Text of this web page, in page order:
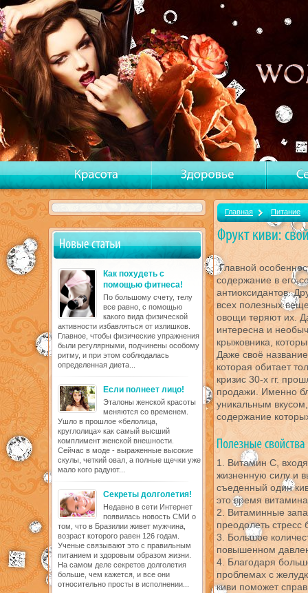
Как похудеть с
помощью фитнеса!
По большому счету, телу
все равно, с помощью
какого вида физической
активности избавляться от излишков.
Главное, чтобы физические упражнения
были регулярными, подчинены особому
ритму, и при этом соблюдалась
определенная диета...
Если полнеет лицо!
Эталоны женской красоты
меняются со временем.
Ушло в прошлое «белолица,
круглолица» как самый высший
комплимент женской внешности.
Сейчас в моде - выраженные высокие
скулы, четкий овал, а полные щечки уже
мало кого радуют...
Секреты долголетия!
Недавно в сети Интернет
появилась новость СМИ о
том, что в Бразилии живет мужчина,
возраст которого равен 126 годам.
Ученые связывают это с правильным
питанием и здоровым образом жизни.
На самом деле секретов долголетия
больше, чем кажется, и все они
относительно просты в исполнении...
Главная Питание
Главной
содержание в его
антиоксидантов.
всех полезных
овощи теряют их.
интересна и
крыжовника,
Даже своё
которая обитает
кризис 30-х гг.
продажи. Именно
уникальным
содержание
1. Витамин С,
жизненную силу и
съеденный один
это время
2. Витаминные
преодолеть стресс
3. Большое
повышенном
4. Благодаря
проблемах с
киви поможет